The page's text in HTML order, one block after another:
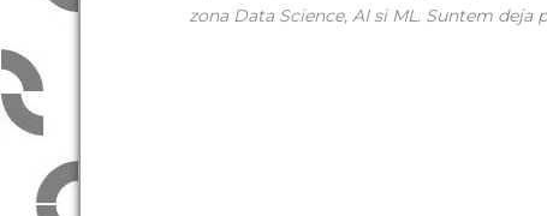
zona Data Science, AI si ML. Suntem